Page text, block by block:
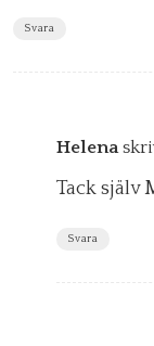
Svara
Helena
Tack själv
Svara